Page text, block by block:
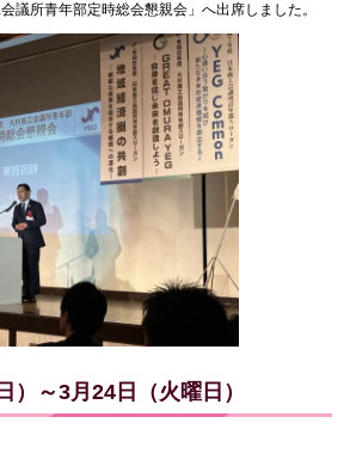
議所青年部定時総会懇親会」へ出席しました。
）～3月24日（火曜日）